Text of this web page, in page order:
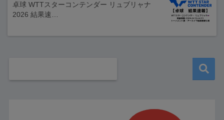
卓球 WTTスターコンテンダー リュブリャナ
2026 結果速…